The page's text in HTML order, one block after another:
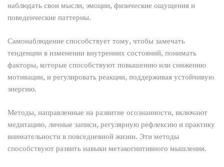
наблюдать свои мысли, эмоции, физические ощущения и
поведенческие паттерны.
Самонаблюдение способствует тому, чтобы замечать
тенденции в изменении внутренних состояний, понимать
факторы, которые способствуют повышению или снижению
мотивации, и регулировать реакции, поддерживая устойчивую
энергию.
Методы, направленные на развитие осознанности, включают
медитацию, личные записи, регулярную рефлексию и практику
внимательности в повседневной жизни. Эти методы
способствуют развить навыки метакогнитивного мышления.